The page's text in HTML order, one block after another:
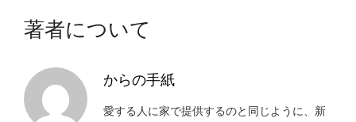
著者について
からの手紙
愛する人に家で提供するのと同じように、新